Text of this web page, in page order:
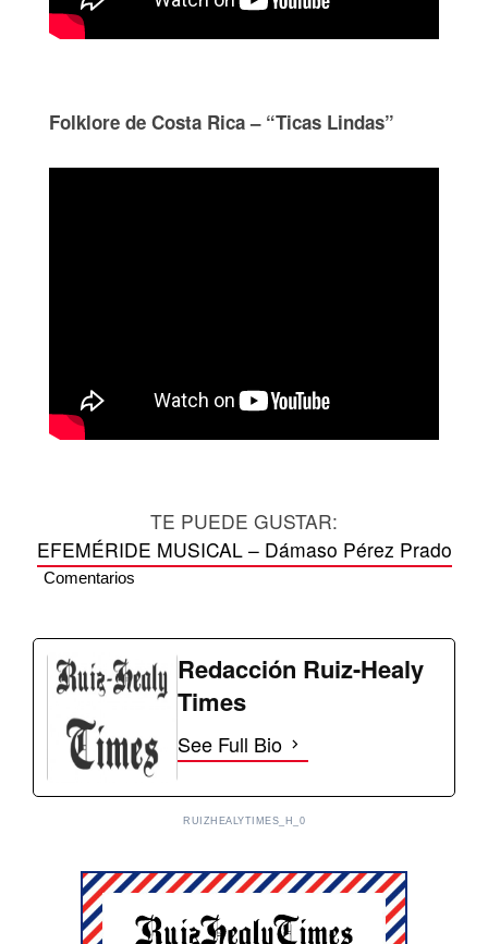
Folklore de Costa Rica – “Ticas Lindas”
TE PUEDE GUSTAR:
EFEMÉRIDE MUSICAL – Dámaso Pérez Prado
Comentarios
Redacción Ruiz-Healy
Times
See Full Bio
RUIZHEALYTIMES_H_0